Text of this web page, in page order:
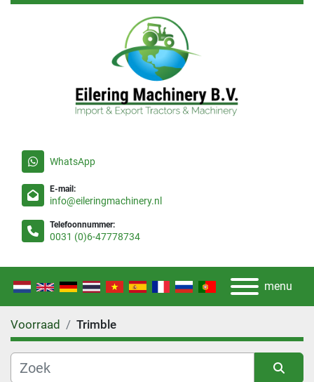
WhatsApp
E-mail:
info@eileringmachinery.nl
Telefoonnummer:
0031 (0)6-47778734
menu
Voorraad Trimble